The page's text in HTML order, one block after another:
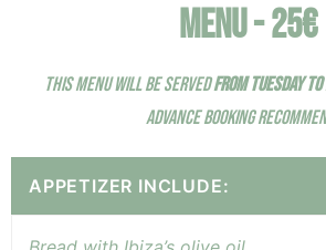
MENU - 25€
THIS MENU WILL BE SERVEDFROM TUESDAY
ADVANCE BOOKING
APPETIZER INCLUDE: